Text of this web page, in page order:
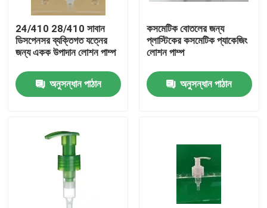
24/410 28/410 সাবান
ডিসপেনসর ব্যক্তিগত যত্নের
জন্য একক উপাদান লোশন পাম্প
অনুসন্ধান পাঠান
কসমেটিক বোতলের জন্য
প্লাস্টিকের কসমেটিক প্যাকেজিং
লোশন পাম্প
অনুসন্ধান পাঠান